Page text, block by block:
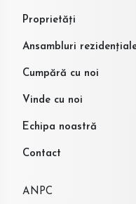
Proprietăți
Ansambluri
Cumpără cu noi
Vinde cu noi
Echipa noastră
Contact
ANPC